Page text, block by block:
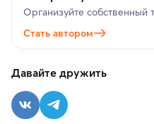
Организуйте собственный
Стать автором
Давайте дружить